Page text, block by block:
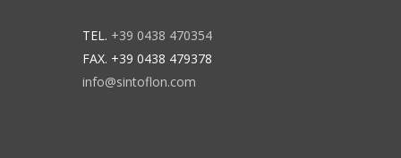
TEL. +39 0438 470354
FAX. +39 0438 479378
info@sintoflon.com